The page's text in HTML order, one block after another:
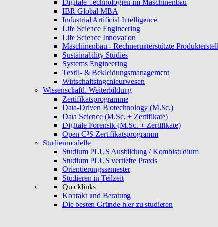
Digitale Technologien im Maschinenbau
IBR Global MBA
Industrial Artificial Intelligence
Life Science Engineering
Life Science Innovation
Maschinenbau - Rechnerunterstützte
Sustainability Studies
Systems Engineering
Textil- & Bekleidungsmanagement
Wirtschaftsingenieurwesen
Wissenschaftl. Weiterbildung
Zertifikatsprogramme
Data-Driven Biotechnology (M.Sc.)
Data Science (M.Sc. + Zertifikate)
Digitale Forensik (M.Sc. + Zertifikate)
Open C³S Zertifikatsprogramm
Studienmodelle
Studium PLUS Ausbildung / Kombistudium
Studium PLUS vertiefte Praxis
Orientierungssemester
Studieren in Teilzeit
Quicklinks
Kontakt und Beratung
Die besten Gründe hier zu studieren